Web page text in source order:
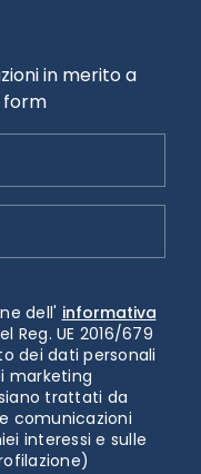
in merito a
form
dell' informativa
Reg. UE 2016/679
dei dati personali
marketing
trattati da
comunicazioni
interessi e sulle